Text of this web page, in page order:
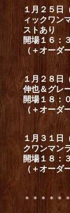
１月２５日
ィックワン
ストあり
開場１６：
（＋オーダ
１月２８日
伸也＆グレ
開場１８：
（＋オーダ
１月３１日
クワンマン
開場１８：
（＋オーダ
＊＊＊＊＊